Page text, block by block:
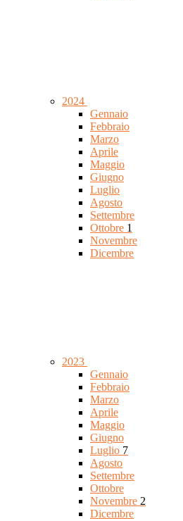
2024
Gennaio
Febbraio
Marzo
Aprile
Maggio
Giugno
Luglio
Agosto
Settembre
Ottobre 1
Novembre
Dicembre
2023
Gennaio
Febbraio
Marzo
Aprile
Maggio
Giugno
Luglio 7
Agosto
Settembre
Ottobre
Novembre 2
Dicembre